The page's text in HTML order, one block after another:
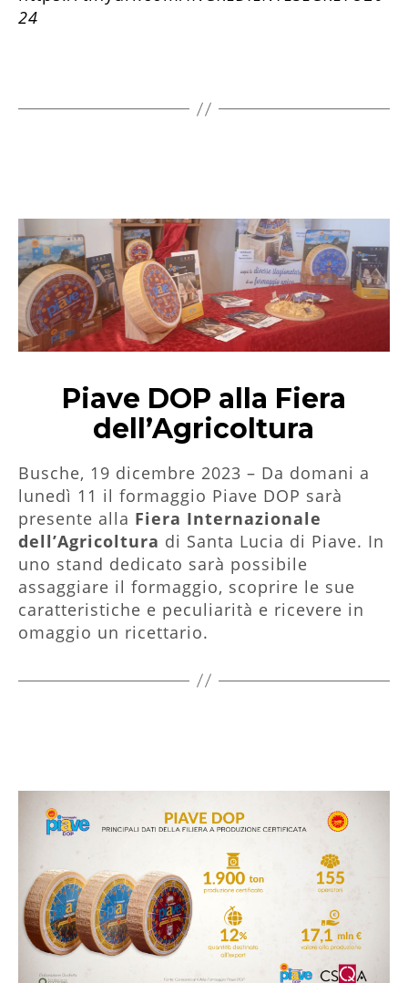
24
Piave DOP alla Fiera
dell’Agricoltura
Busche, 19 dicembre 2023 – Da domani a
lunedì 11 il formaggio Piave DOP sarà
presente alla Fiera Internazionale
dell’Agricoltura di Santa Lucia di Piave. In
uno stand dedicato sarà possibile
assaggiare il formaggio, scoprire le sue
caratteristiche e peculiarità e ricevere in
omaggio un ricettario.